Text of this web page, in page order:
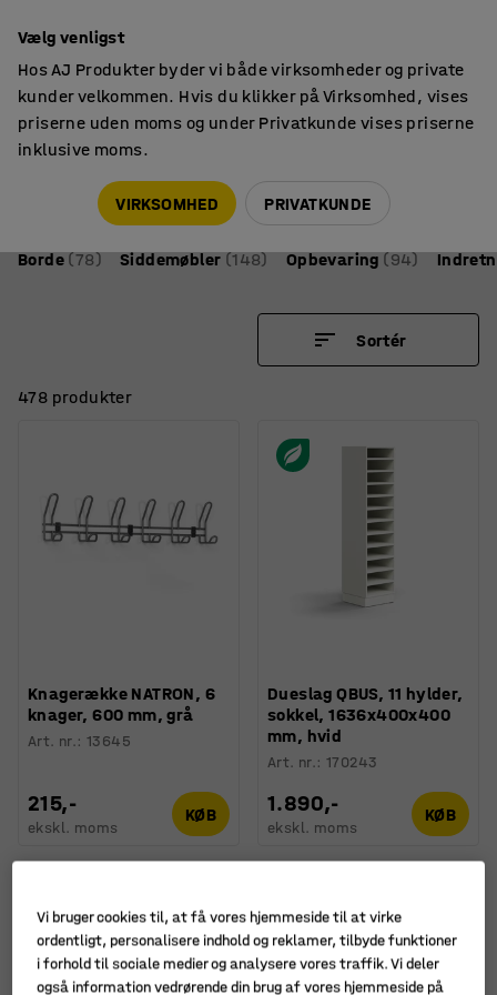
Loungemøbler & receptionsmøbler
Borde(78) Siddemøbler(148) Opbevaring(94)
Sortér
478 produkter
Knagerække NATRON, 6
knager, 600 mm, grå
Art. nr.:13645
215,-
ekskl. moms
KØB
Dueslag QBUS, 11 hylder,
sokkel, 1636x400x400
mm, hvid
Art. nr.:170243
1.890,-
ekskl. moms
KØB
Vælg venligst
Hos AJ Produkter byder vi både virksomheder og private
kunder velkommen. Hvis du klikker på Virksomhed, vises
priserne uden moms og under Privatkunde vises priserne
inklusive moms.
VIRKSOMHED PRIVATKUNDE
Vi bruger cookies til, at få vores hjemmeside til at virke
ordentligt, personalisere indhold og reklamer, tilbyde funktioner
i forhold til sociale medier og analysere vores traffik. Vi deler
også information vedrørende din brug af vores hjemmeside på